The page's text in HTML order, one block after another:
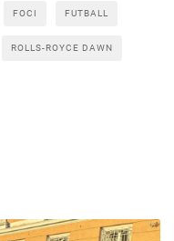
FOCI FUTBALL
ROLLS-ROYCE DAWN